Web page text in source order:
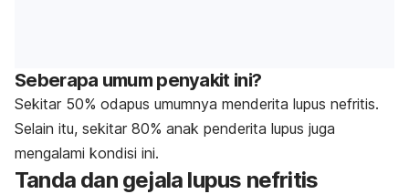
Seberapa umum penyakit ini?
Sekitar 50% odapus umumnya menderita lupus nefritis.
Selain itu, sekitar 80% anak penderita lupus juga
mengalami kondisi ini.
Tanda dan gejala lupus nefritis